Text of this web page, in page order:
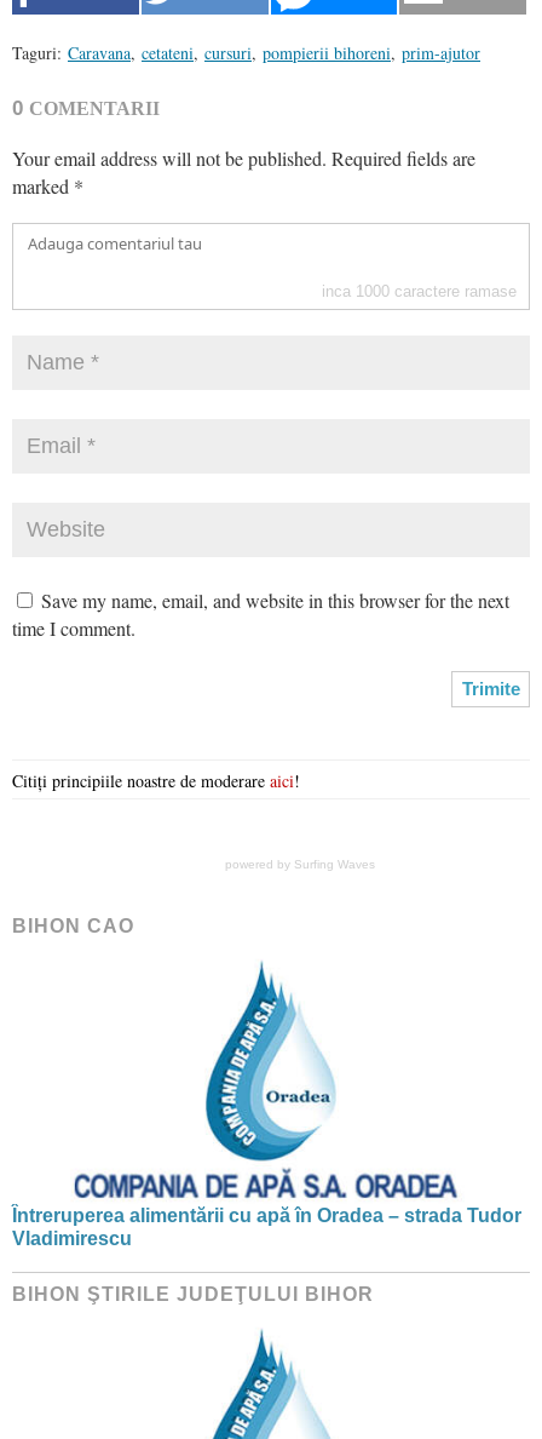
Taguri: Caravana, cetateni, cursuri, pompierii bihoreni, prim-ajutor
0 COMENTARII
Your email address will not be published. Required fields are
marked *
inca 1000 caractere ramase
Save my name, email, and website in this browser for the next
time I comment.
Citiți principiile noastre de moderare aici!
powered by Surfing Waves
BIHON CAO
Întreruperea alimentării cu apă în Oradea – strada Tudor
Vladimirescu
BIHON ŞTIRILE JUDEŢULUI BIHOR